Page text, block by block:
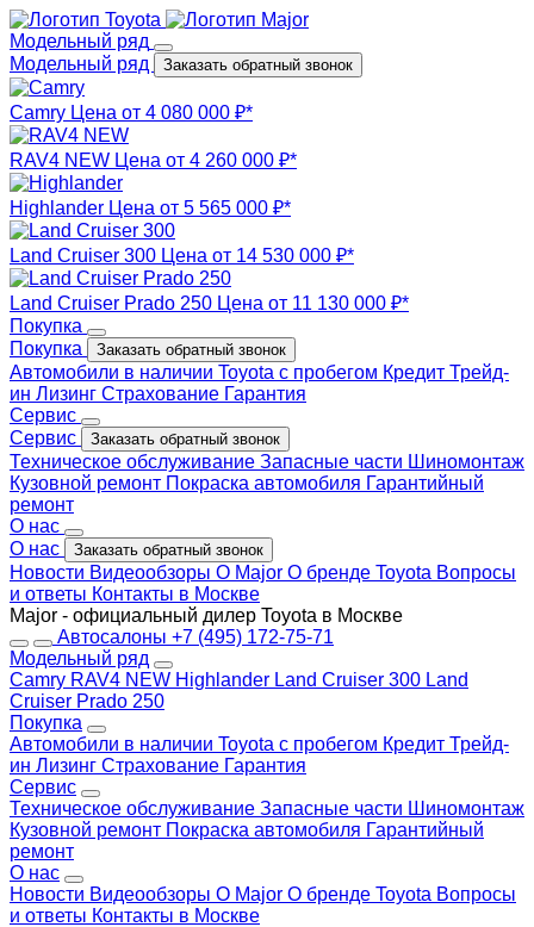
Модельный ряд
Модельный ряд
Заказать обратный звонок
Camry Цена от 4 080 000 ₽*
RAV4 NEW Цена от 4 260 000 ₽*
Highlander Цена от 5 565 000 ₽*
Land Cruiser 300 Цена от 14 530 000 ₽*
Land Cruiser Prado 250 Цена от 11 130 000 ₽*
Покупка
Покупка
Заказать обратный звонок
Автомобили в наличии Toyota с пробегом Кредит Трейд-
ин Лизинг Страхование Гарантия
Сервис
Сервис
Заказать обратный звонок
Техническое обслуживание Запасные части Шиномонтаж
Кузовной ремонт Покраска автомобиля Гарантийный
ремонт
О нас
О нас
Заказать обратный звонок
Новости Видеообзоры О Major О бренде Toyota Вопросы
и ответы Контакты в Москве
Major - официальный дилер Toyota в Москве
Автосалоны +7 (495) 172-75-71
Модельный ряд
Camry RAV4 NEW Highlander Land Cruiser 300 Land
Cruiser Prado 250
Покупка
Автомобили в наличии Toyota с пробегом Кредит Трейд-
ин Лизинг Страхование Гарантия
Сервис
Техническое обслуживание Запасные части Шиномонтаж
Кузовной ремонт Покраска автомобиля Гарантийный
ремонт
О нас
Новости Видеообзоры О Major О бренде Toyota Вопросы
и ответы Контакты в Москве